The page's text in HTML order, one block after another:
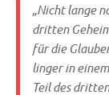
„Nicht lan­ge
drit­ten
für die
lin­ger in
Teil des